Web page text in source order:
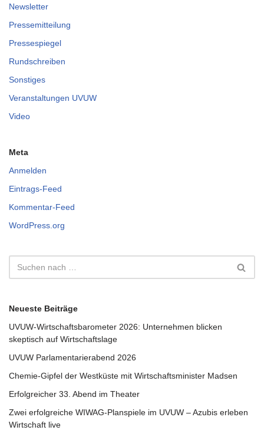
Newsletter
Pressemitteilung
Pressespiegel
Rundschreiben
Sonstiges
Veranstaltungen UVUW
Video
Meta
Anmelden
Eintrags-Feed
Kommentar-Feed
WordPress.org
Neueste Beiträge
UVUW-Wirtschaftsbarometer 2026: Unternehmen blicken
skeptisch auf Wirtschaftslage
UVUW Parlamentarierabend 2026
Chemie-Gipfel der Westküste mit Wirtschaftsminister Madsen
Erfolgreicher 33. Abend im Theater
Zwei erfolgreiche WIWAG-Planspiele im UVUW – Azubis erleben
Wirtschaft live